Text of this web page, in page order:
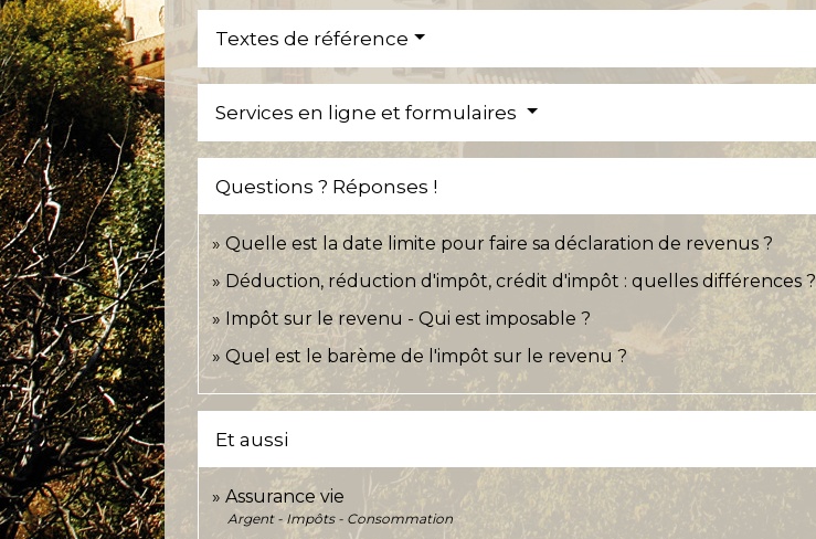
Textes de référence
Services en ligne et formulaires
Questions ? Réponses !
Quelle est la date limite pour faire sa déclaration de revenus ?
Déduction, réduction d'impôt, crédit d'impôt : quelles différences ?
Impôt sur le revenu - Qui est imposable ?
Quel est le barème de l'impôt sur le revenu ?
Et aussi
Assurance vie
Argent - Impôts - Consommation